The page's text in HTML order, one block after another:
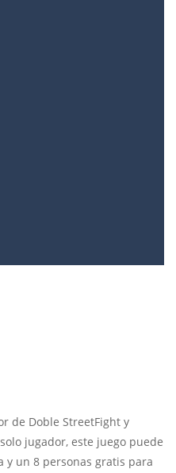
de Doble StreetFight y
jugador, este juego puede
y un 8 personas gratis para